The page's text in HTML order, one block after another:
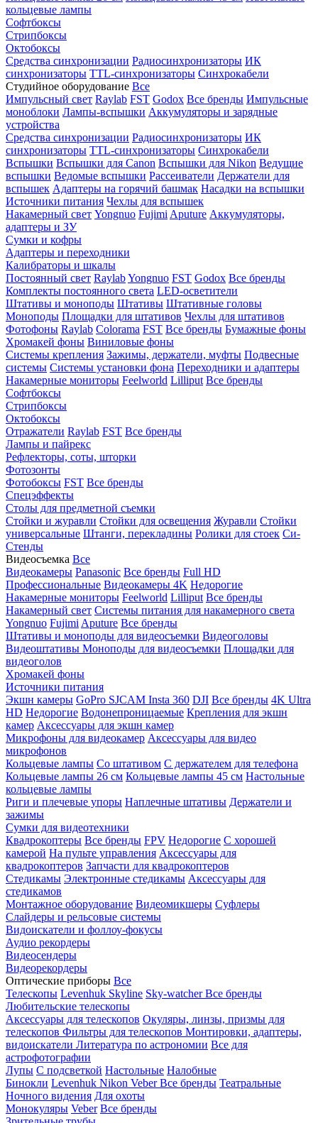
кольцевые лампы
Софтбоксы
Стрипбоксы
Октобоксы
Средства синхронизации Радиосинхронизаторы ИК
синхронизаторы TTL-синхронизаторы Синхрокабели
Студийное оборудование Все
Импульсный свет Raylab FST Godox Все бренды Импульсные
моноблоки Лампы-вспышки Аккумуляторы и зарядные
устройства
Средства синхронизации Радиосинхронизаторы ИК
синхронизаторы TTL-синхронизаторы Синхрокабели
Вспышки Вспышки для Canon Вспышки для Nikon Ведущие
вспышки Ведомые вспышки Рассеиватели Держатели для
вспышек Адаптеры на горячий башмак Насадки на вспышки
Источники питания Чехлы для вспышек
Накамерный свет Yongnuo Fujimi Aputure Аккумуляторы,
адаптеры и ЗУ
Сумки и кофры
Адаптеры и переходники
Калибраторы и шкалы
Постоянный свет RaylabYongnuo FST Godox Все бренды
Комплекты постоянного света LED-осветители
Штативы и моноподы Штативы Штативные головы
Моноподы Площадки для штативов Чехлы для штативов
Фотофоны Raylab Colorama FST Все бренды Бумажные фоны
Хромакей фоны Виниловые фоны
Системы крепления Зажимы, держатели, муфты Подвесные
системы Системы установки фона Переходники и адаптеры
Накамерные мониторы Feelworld Lilliput Все бренды
Софтбоксы
Стрипбоксы
Октобоксы
Отражатели Raylab FST Все бренды
Лампы и пайрекс
Рефлекторы, соты, шторки
Фотозонты
Фотобоксы FST Все бренды
Спецэффекты
Столы для предметной съемки
Стойки и журавли Стойки для освещения Журавли Стойки
универсальные Штанги, перекладины Ролики для стоек Си-
Стенды
Видеосъемка Все
Видеокамеры Panasonic Все бренды Full HD
Профессиональные Видеокамеры 4K Недорогие
Накамерные мониторы Feelworld Lilliput Все бренды
Накамерный свет Системы питания для накамерного света
Yongnuo Fujimi Aputure Все бренды
Штативы и моноподы для видеосъемки Видеоголовы
Видеоштативы Моноподы для видеосъемки Площадки для
видеоголов
Хромакей фоны
Источники питания
Экшн камеры GoPro SJCAM Insta 360 DJI Все бренды 4K Ultra
HD Недорогие Водонепроницаемые Крепления для экшн
камер Аксессуары для экшн камер
Микрофоны для видеокамер Аксессуары для видео
микрофонов
Кольцевые лампы Со штативом C держателем для телефона
Кольцевые лампы 26 см Кольцевые лампы 45 см Настольные
кольцевые лампы
Риги и плечевые упоры Наплечные штативы Держатели и
зажимы
Сумки для видеотехники
Квадрокоптеры Все бренды FPV Недорогие С хорошей
камерой На пульте управления Аксессуары для
квадрокоптеров Запчасти для квадрокоптеров
Стедикамы Электронные стедикамы Аксессуары для
стедикамов
Монтажное оборудование Видеомикшеры Суфлеры
Слайдеры и рельсовые системы
Видоискатели и фоллоу-фокусы
Аудио рекордеры
Видеосендеры
Видеорекордеры
Оптические приборы Все
Телескопы Levenhuk Skyline Sky-watcherВсе бренды
Любительские телескопы
Аксессуары для телескопов Окуляры, линзы, призмы для
телескопов Фильтры для телескопов Монтировки, адаптеры,
видоискатели Литература по астрономии Все для
астрофотографии
Лупы С подсветкой Настольные Налобные
Бинокли Levenhuk Nikon VeberВсе бренды Театральные
Ночного видения Для охоты
Монокуляры Veber Все бренды